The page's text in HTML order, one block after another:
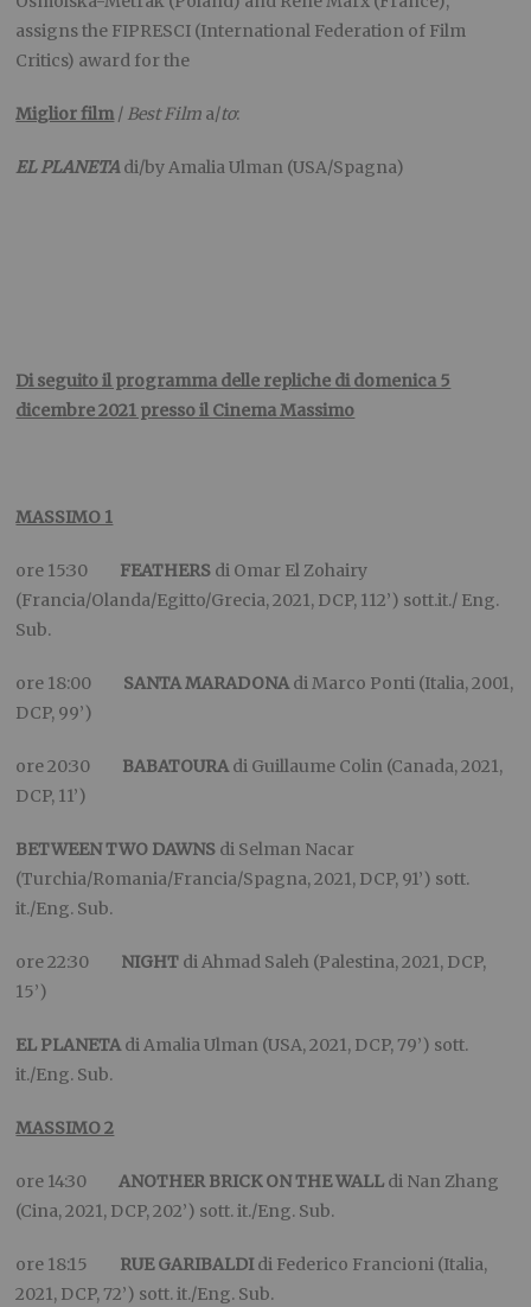
assigns the FIPRESCI (International Federation of Film
Critics) award for the
Miglior film/ Best Film a/to:
EL PLANETAdi/by Amalia Ulman (USA/Spagna)
Di seguito il programma delle repliche di domenica 5
dicembre 2021 presso il Cinema Massimo
MASSIMO 1
ore 15:30 FEATHERS di Omar El Zohairy
(Francia/Olanda/Egitto/Grecia, 2021, DCP, 112’) sott.it./ Eng.
Sub.
ore 18:00 SANTA MARADONAdi Marco Ponti (Italia, 2001,
DCP, 99’)
ore 20:30 BABATOURAdi Guillaume Colin (Canada, 2021,
DCP, 11’)
BETWEEN TWO DAWNS di Selman Nacar
(Turchia/Romania/Francia/Spagna, 2021, DCP, 91’) sott.
it./Eng. Sub.
ore 22:30 NIGHT di Ahmad Saleh (Palestina, 2021, DCP,
15’)
EL PLANETAdi Amalia Ulman (USA, 2021, DCP, 79’) sott.
it./Eng. Sub.
MASSIMO 2
ore 14:30ANOTHER BRICK ON THE WALL di Nan Zhang
(Cina, 2021, DCP, 202’) sott. it./Eng. Sub.
ore 18:15 RUE GARIBALDIdi Federico Francioni (Italia,
2021, DCP, 72’) sott. it./Eng. Sub.